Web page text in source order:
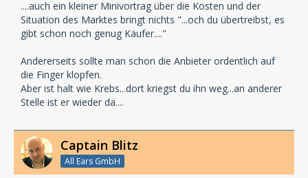
....auch ein kleiner Minivortrag über die Kosten und der
Situation des Marktes bringt nichts "...och du übertreibst, es
gibt schon noch genug Käufer...."
Andererseits sollte man schon die Anbieter ordentlich auf
die Finger klopfen.
Aber ist halt wie Krebs...dort kriegst du ihn weg...an anderer
Stelle ist er wieder da....
Captain Blitz
All Ears GmbH